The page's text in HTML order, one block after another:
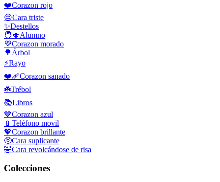
❤️Corazon rojo
😔Cara triste
✨Destellos
🧑‍🎓Alumno
💜Corazon morado
🌳 Árbol
⚡Rayo
❤️‍🩹Corazon sanado
☘️Trébol
📚Libros
💙Corazon azul
📱 Teléfono movil
💖Corazon brillante
🥺Cara suplicante
🤣Cara revolcándose de risa
Colecciones